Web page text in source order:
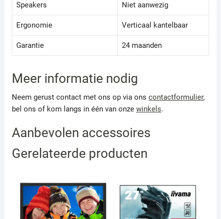
Speakers Niet aanwezig
Ergonomie Verticaal kantelbaar
Garantie 24 maanden
Meer informatie nodig
Neem gerust contact met ons op via ons contactformulier,
bel ons of kom langs in één van onze winkels.
Aanbevolen accessoires
Gerelateerde producten